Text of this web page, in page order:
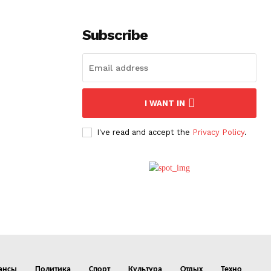
Subscribe
I WANT IN
I've read and accept the Privacy Policy.